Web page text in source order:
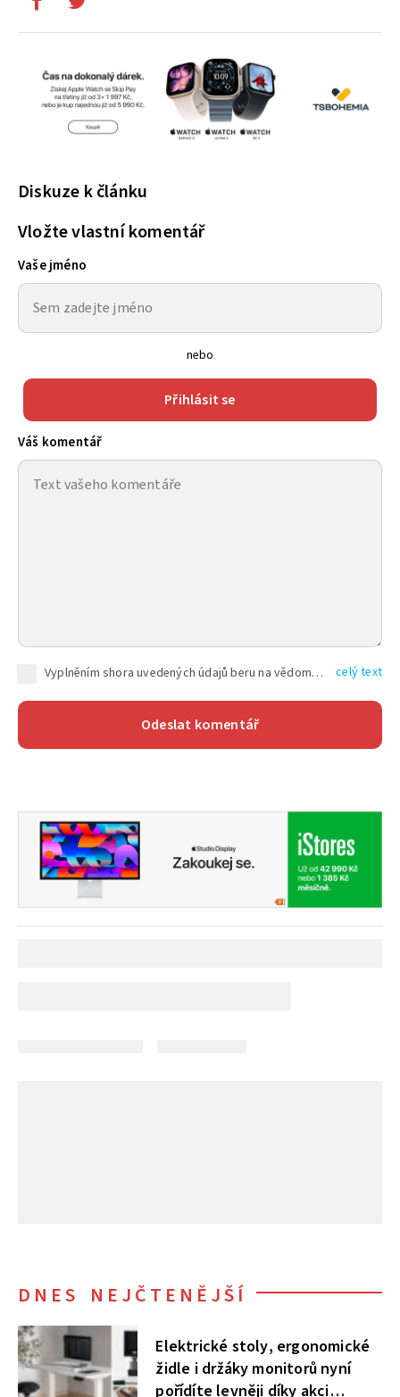
Diskuze k článku
Vložte vlastní komentář
Vaše jméno
nebo
Přihlásit se
Váš komentář
Vyplněním shora uvedených údajů beru na vědomí, že společnost TEXT FACTORY s.r.o., sídlem Brno, Durďákova 336/29, Černá Pole, PSČ: 613 00, IČ: 06157831, zapsané u Krajského soudu v Brně, oddíl C, vložka 100399, bude zpracovávat mé osobní údaje uvedené v rámci mnou vyplněného registračního formuláře na základě oprávněných zájmů TEXT FACTORY s.r.o. dle čl. 6 odst. 1 písm. f) GDPR a pro splnění právních povinností (čl. 6 odst. 1 písm. c) GDPR), a to pro tyto účely: nezbytnost zajistit oprávnění návštěvníka webových stránek provozovaných společností TEXT FACTORY s.r.o. přispívat aktivně ke zveřejněným článkům nebo v rámci diskusních fór a výkon práv TEXT FACTORY s.r.o. jako administrátora těchto diskusních fór. Více informací o zpracování osobních údajů a právech lze nalézt v celý text
DNES NEJČTENĚJŠÍ
Elektrické stoly, ergonomické
židle i držáky monitorů nyní
pořídíte levněji díky akci